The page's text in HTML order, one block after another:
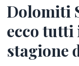
Dolomiti
ecco
stagione